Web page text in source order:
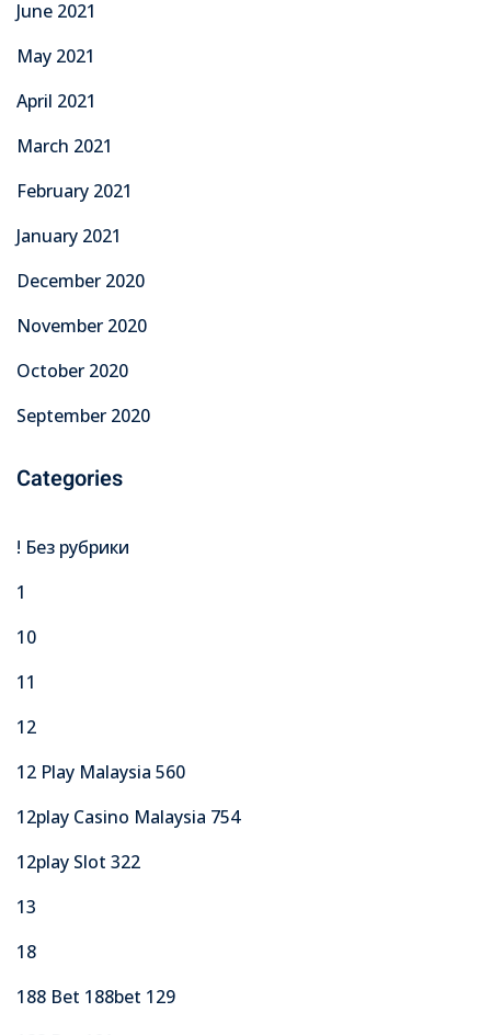
June 2021
May 2021
April 2021
March 2021
February 2021
January 2021
December 2020
November 2020
October 2020
September 2020
Categories
! Без рубрики
1
10
11
12
12 Play Malaysia 560
12play Casino Malaysia 754
12play Slot 322
13
18
188 Bet 188bet 129